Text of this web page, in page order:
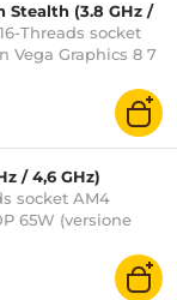
Stealth (3.8 GHz /
Threads socket
Vega Graphics 8 7
raffreddamento
del produttore)
/ 4,6 GHz)
socket AM4
65W (versione
di garanzia del